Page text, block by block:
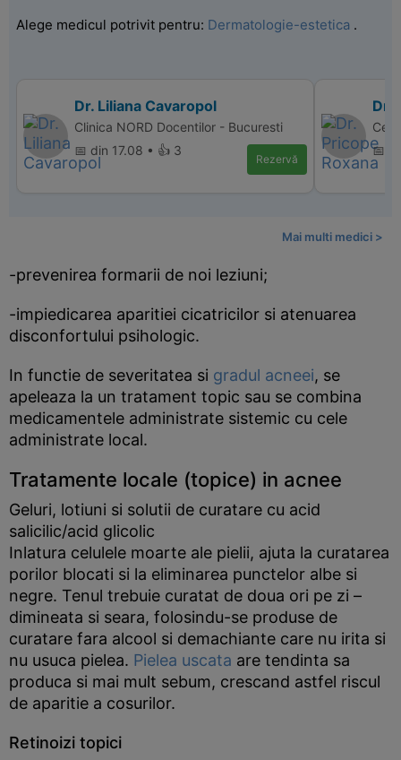
Alege medicul potrivit pentru: Dermatologie-estetica .
Dr. Liliana Cavaropol
Clinica NORD Docentilor - Bucuresti
📅 din 17.08 • 👍 3
Rezervă
Dr.
📅
Mai multi medici >
-prevenirea formarii de noi leziuni;
-impiedicarea aparitiei cicatricilor si atenuarea
disconfortului psihologic.
In functie de severitatea si gradul acneei, se
apeleaza la un tratament topic sau se combina
medicamentele administrate sistemic cu cele
administrate local.
Tratamente locale (topice) in acnee
Geluri, lotiuni si solutii de curatare cu acid
salicilic/acid glicolic
Inlatura celulele moarte ale pielii, ajuta la curatarea
porilor blocati si la eliminarea punctelor albe si
negre. Tenul trebuie curatat de doua ori pe zi –
dimineata si seara, folosindu-se produse de
curatare fara alcool si demachiante care nu irita si
nu usuca pielea. Pielea uscata are tendinta sa
produca si mai mult sebum, crescand astfel riscul
de aparitie a cosurilor.
Retinoizi topici